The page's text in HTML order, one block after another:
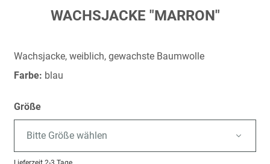
springen
WACHSJACKE "MARRON"
Wachsjacke, weiblich, gewachste Baumwolle
Farbe: blau
Größe
Bitte Größe wählen